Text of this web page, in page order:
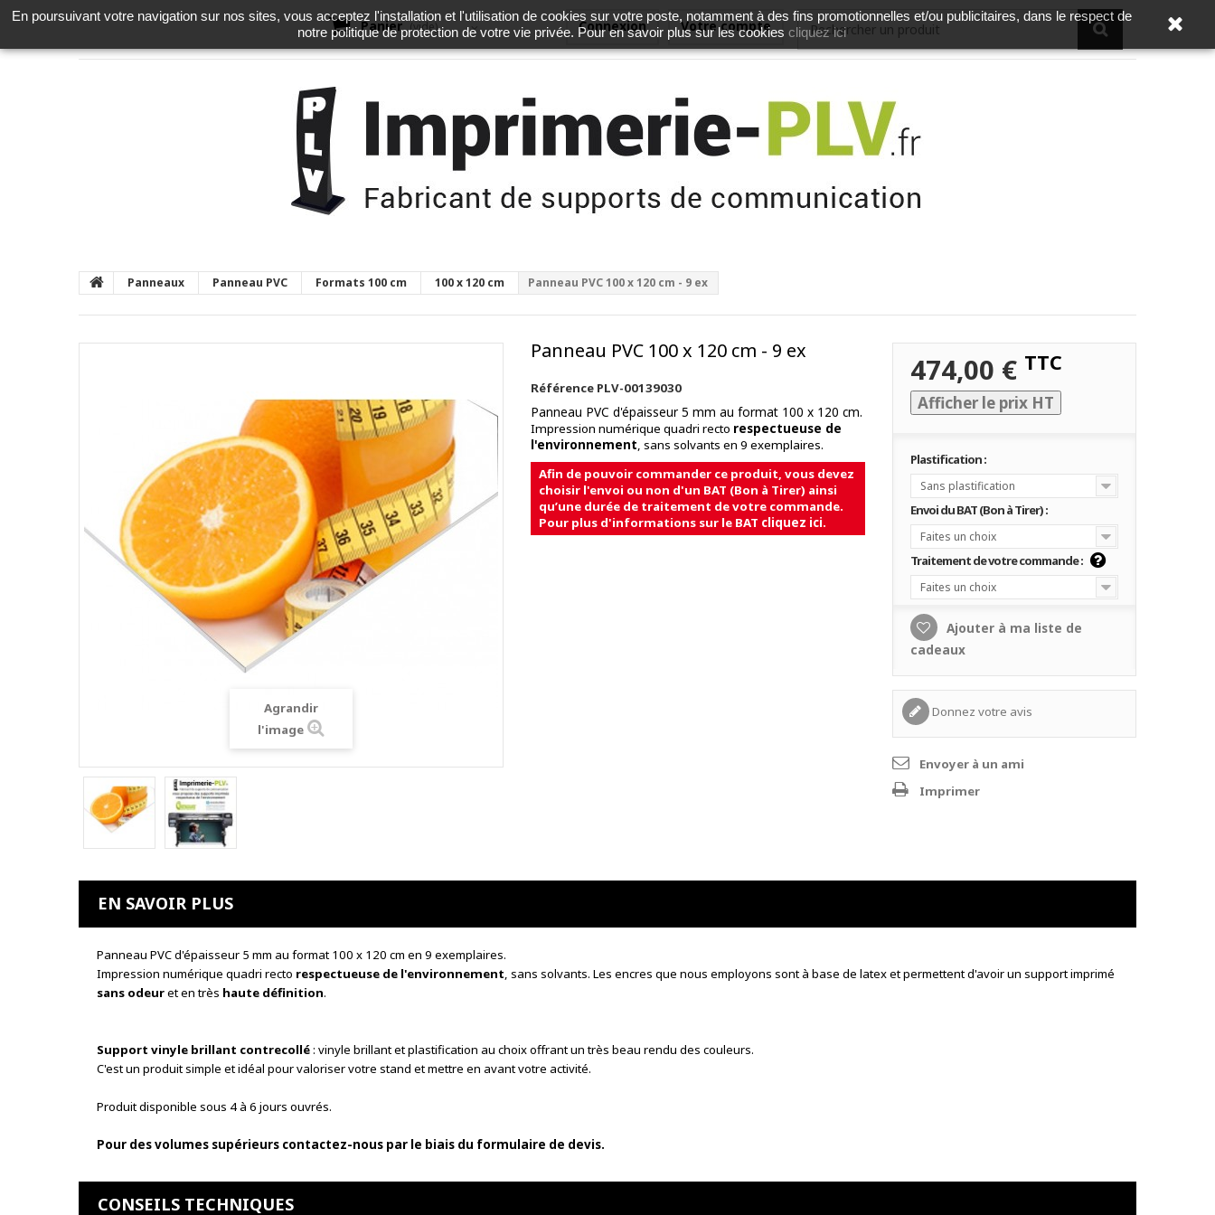
Votre compte
Connexion
Panier (vide)
Panneaux Panneau PVC Formats 100 cm 100 x 120 cm Panneau PVC 100 x 120 cm - 9 ex
Agrandir
l'image
Panneau PVC 100 x 120 cm - 9 ex
Référence PLV-00139030
Panneau PVC d'épaisseur 5 mm au format 100 x 120 cm.
Impression numérique quadri recto respectueuse de
l'environnement, sans solvants en 9 exemplaires.
Afin de pouvoir commander ce produit, vous devez
choisir l'envoi ou non d'un BAT (Bon à Tirer) ainsi
qu’une durée de traitement de votre commande.
Pour plus d'informations sur le BAT cliquez ici.
474,00 € TTC
Afficher le prix HT
Plastification :
Sans plastification
Envoi du BAT (Bon à Tirer) :
Faites un choix
Traitement de votre commande :
Faites un choix
Ajouter à ma liste de
cadeaux
Donnez votre avis
Envoyer à un ami
Imprimer
EN SAVOIR PLUS
Panneau PVC d'épaisseur 5 mm au format 100 x 120 cm en 9 exemplaires.
Impression numérique quadri recto respectueuse de l'environnement, sans solvants. Les encres que nous employons sont à base de latex et permettent d'avoir un support imprimé
sans odeuret en très haute définition.
Support vinyle brillant contrecollé: vinyle brillant et plastification au choix offrant un très beau rendu des couleurs.
C'est un produit simple et idéal pour valoriser votre stand et mettre en avant votre activité.
Produit disponible sous 4 à 6 jours ouvrés.
Pour des volumes supérieurs contactez-nous par le biais du formulaire de devis.
CONSEILS TECHNIQUES
En poursuivant votre navigation sur nos sites, vous acceptez l'installation et l'utilisation de cookies sur votre poste, notamment à des fins promotionnelles et/ou publicitaires, dans le respect de
notre politique de protection de votre vie privée. Pour en savoir plus sur les cookies cliquez ici